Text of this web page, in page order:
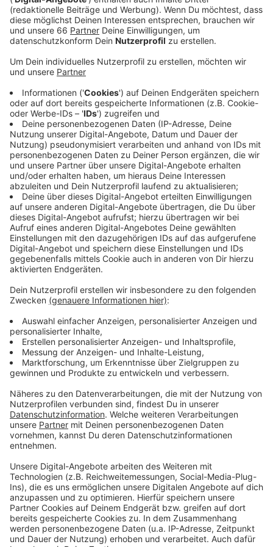
Veröffentlicht:Sonntag, 19.12.2021 13:32
Anzeige
eingerichtet. Zum Beispiel ist das Amt für Soziales
vom 27. Bis 30. Dezember immer zwischen 9 und 12
Uhr über die Versorgungshotline zu erreichen. Das
Gesundheitsamt und das Testzentrum an der
Mitsubishi Halle bleiben offen. Wer sich testen lassen
möchte, muss vorher nur einen Termin über die Corona-
Hotline ausmachen. Ab dem 3. Januar stehen dann alle
Dienststellen wieder zur Verfügung. Weil nach den
Feiertagen mit einem hohen Ansturm gerechnet wird,
rät die Stadt dazu, vorab online einen Termin machen.
Anzeige
Weitere Infos und Links zum Thema:
Anzeige
Pressemeldung der Stadt
Corona-Hotline: 0211-8996090
Anzeige
Anzeige